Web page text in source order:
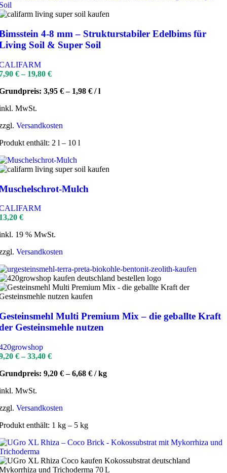
4-8 mm – Strukturstabiler Edelbims für
Soil & Super Soil
€– 19,80 €
3,95 €– 1,98 € /l
MwSt.
Versandkosten
enthält: 2 l – 10 l
Mulch
€
19 % MwSt.
Versandkosten
Multi Premium Mix – die geballte Kraft
Gesteinsmehle nutzen
€–33,40 €
9,20 €–6,68 € /kg
MwSt.
Versandkosten
enthält: 1 kg – 5 kg